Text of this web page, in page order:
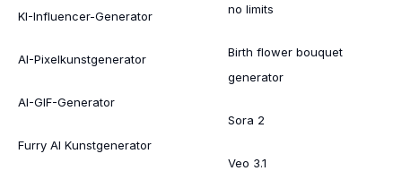
KI-Influencer-Generator
AI-Pixelkunstgenerator
AI-GIF-Generator
Furry AI Kunstgenerator
no limits
Birth flower bouquet
generator
Sora 2
Veo 3.1